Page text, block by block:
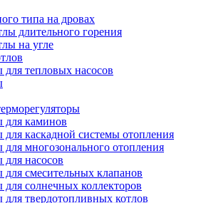
типа на дровах
длительного горения
на угле
для тепловых насосов
для каминов
для каскадной системы отопления
многозонального отопления
насосов
для смесительных клапанов
солнечных коллекторов
для твердотопливных котлов